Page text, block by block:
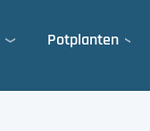
Română
Potplanten